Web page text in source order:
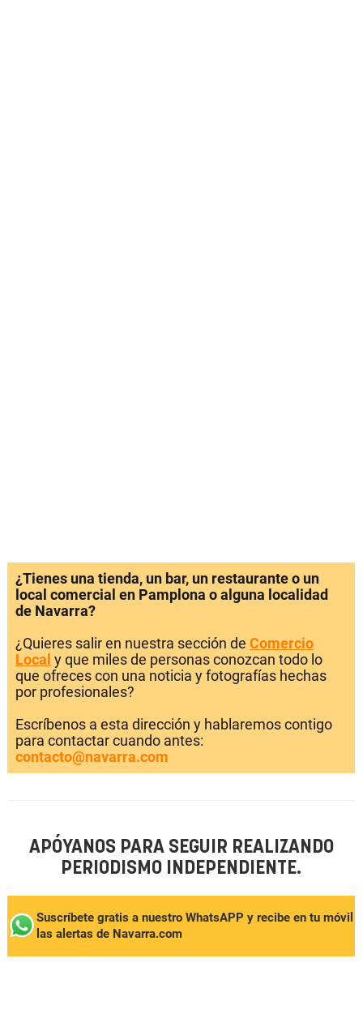
¿Tienes una tienda, un bar, un restaurante o un
local comercial en Pamplona o alguna localidad
de Navarra?
¿Quieres salir en nuestra sección de Comercio
Local y que miles de personas conozcan todo lo
que ofreces con una noticia y fotografías hechas
por profesionales?
Escríbenos a esta dirección y hablaremos contigo
para contactar cuando antes:
contacto@navarra.com
APÓYANOS PARA SEGUIR REALIZANDO
PERIODISMO INDEPENDIENTE.
Suscríbete gratis a nuestro WhatsAPP y recibe en tu móvil
las alertas de Navarra.com